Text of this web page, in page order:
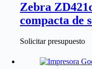
Zebra
compacta de
Solicitar presupuesto